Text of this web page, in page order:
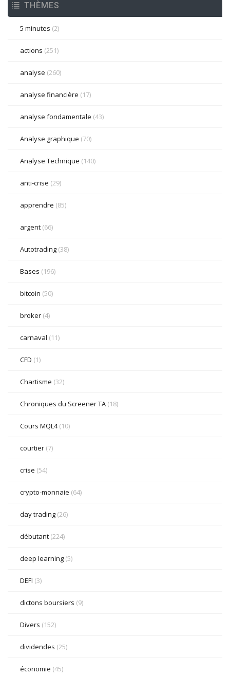
THÈMES
5 minutes (2)
actions (251)
analyse (260)
analyse financière (17)
analyse fondamentale (43)
Analyse graphique (70)
Analyse Technique (140)
anti-crise (29)
apprendre (85)
argent (66)
Autotrading (38)
Bases (196)
bitcoin (50)
broker (4)
carnaval (11)
CFD (1)
Chartisme (32)
Chroniques du Screener TA (18)
Cours MQL4(10)
courtier (7)
crise (54)
crypto-monnaie (64)
day trading (26)
débutant (224)
deep learning (5)
DEFI (3)
dictons boursiers (9)
Divers (152)
dividendes (25)
économie (45)